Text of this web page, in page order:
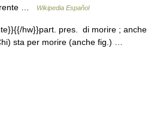
…
Wikipedia Español
hw}}part. pres. di morire ; anche
sta per morire (anche fig.) …